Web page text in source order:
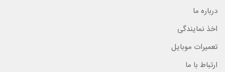
درباره ما
اخذ نمایندگی
تعمیرات موبایل
ارتباط با ما